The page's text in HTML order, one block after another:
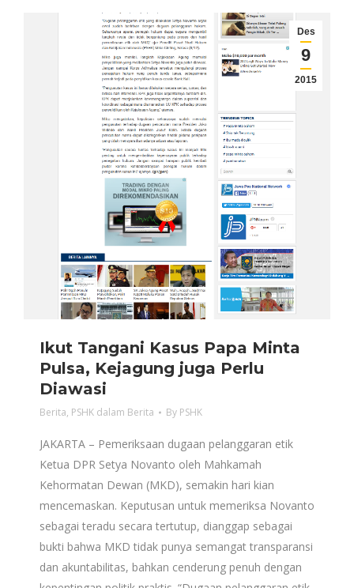
Des
9
2015
Ikut Tangani Kasus Papa Minta
Pulsa, Kejagung juga Perlu
Diawasi
Berita, PSHK dalam Berita By PSHK
JAKARTA – Pemeriksaan dugaan pelanggaran etik
Ketua DPR Setya Novanto oleh Mahkamah
Kehormatan Dewan (MKD), semakin hari kian
mencemaskan. Keputusan untuk memeriksa Novanto
sebagai teradu secara tertutup, dianggap sebagai
bukti bahwa MKD tidak punya semangat transparansi
dan akuntabilitas, bahkan cenderung penuh dengan